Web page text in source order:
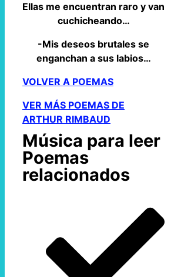
Ellas me encuentran raro y van
cuchicheando…
-Mis deseos brutales se
enganchan a sus labios…
VOLVER A POEMAS
VER MÁS POEMAS DE
ARTHUR RIMBAUD
Música para leer
Poemas
relacionados